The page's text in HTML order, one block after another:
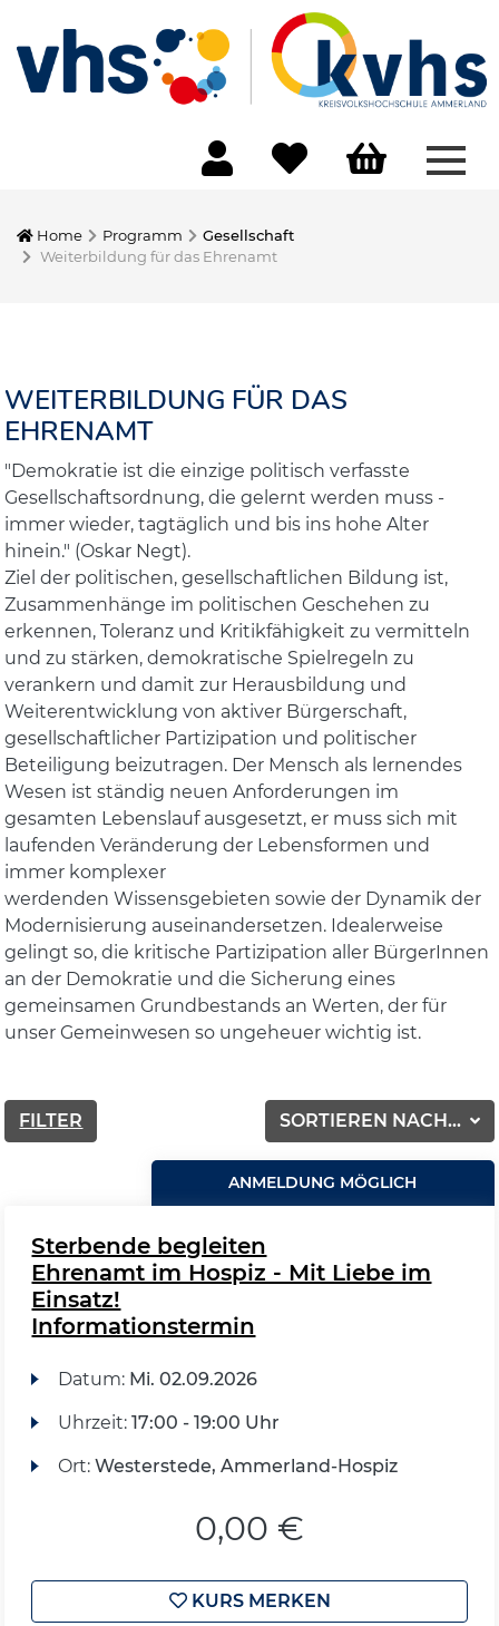
Home Programm
Gesellschaft
Weiterbildung für das Ehrenamt
WEITERBILDUNG FÜR DAS
EHRENAMT
"Demokratie ist die einzige politisch verfasste
Gesellschaftsordnung, die gelernt werden muss -
immer wieder, tagtäglich und bis ins hohe Alter
hinein." (Oskar Negt).
Ziel der politischen, gesellschaftlichen Bildung ist,
Zusammenhänge im politischen Geschehen zu
erkennen, Toleranz und Kritikfähigkeit zu vermitteln
und zu stärken, demokratische Spielregeln zu
verankern und damit zur Herausbildung und
Weiterentwicklung von aktiver Bürgerschaft,
gesellschaftlicher Partizipation und politischer
Beteiligung beizutragen. Der Mensch als lernendes
Wesen ist ständig neuen Anforderungen im
gesamten Lebenslauf ausgesetzt, er muss sich mit
laufenden Veränderung der Lebensformen und
immer komplexer
werdenden Wissensgebieten sowie der Dynamik der
Modernisierung auseinandersetzen. Idealerweise
gelingt so, die kritische Partizipation aller BürgerInnen
an der Demokratie und die Sicherung eines
gemeinsamen Grundbestands an Werten, der für
unser Gemeinwesen so ungeheuer wichtig ist.
SORTIEREN NACH...
FILTER
ANMELDUNG MÖGLICH
Sterbende begleiten
Ehrenamt im Hospiz - Mit Liebe im
Einsatz!
Informationstermin
Datum: Mi. 02.09.2026
Uhrzeit: 17:00 - 19:00 Uhr
Ort: Westerstede, Ammerland-Hospiz
0,00 €
KURS MERKEN